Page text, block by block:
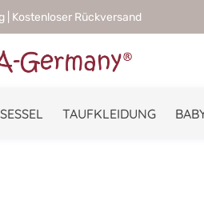
| Kostenloser Rückversand
TAUFKLEIDUNG